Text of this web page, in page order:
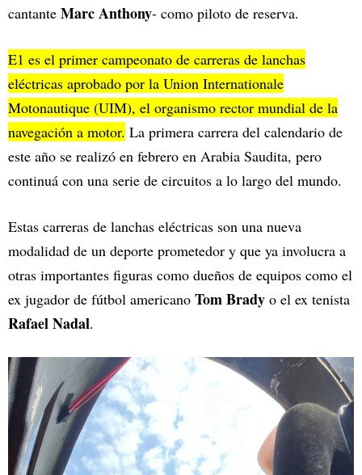
cantante Marc Anthony- como piloto de reserva.
E1 es el primer campeonato de carreras de lanchas
eléctricas aprobado por la Union Internationale
Motonautique (UIM), el organismo rector mundial de la
navegación a motor. La primera carrera del calendario de
este año se realizó en febrero en Arabia Saudita, pero
continuá con una serie de circuitos a lo largo del mundo.
Estas carreras de lanchas eléctricas son una nueva
modalidad de un deporte prometedor y que ya involucra a
otras importantes figuras como dueños de equipos como el
ex jugador de fútbol americano Tom Brady o el ex tenista
Rafael Nadal.